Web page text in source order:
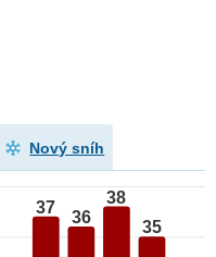
Nový sníh
37
36
38
35